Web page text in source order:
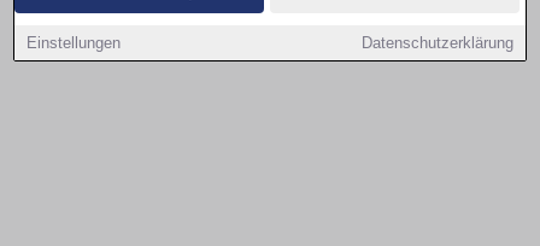
Einstellungen Datenschutzerklärung